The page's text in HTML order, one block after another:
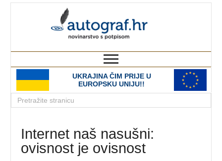
UKRAJINA ČIM PRIJE U
EUROPSKU UNIJU!!
Internet naš nasušni:
ovisnost je ovisnost